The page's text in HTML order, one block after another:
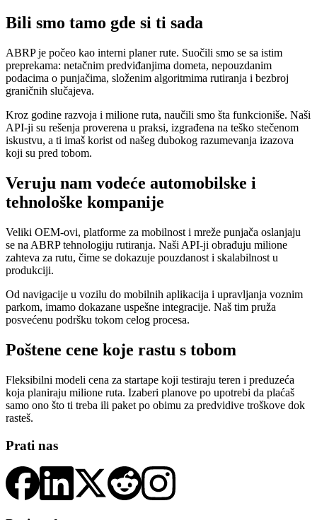
Bili smo tamo gde si ti sada
ABRP je počeo kao interni planer rute. Suočili smo se sa istim
preprekama: netačnim predviđanjima dometa, nepouzdanim
podacima o punjačima, složenim algoritmima rutiranja i bezbroj
graničnih slučajeva.
Kroz godine razvoja i milione ruta, naučili smo šta funkcioniše. Naši
API-ji su rešenja proverena u praksi, izgrađena na teško stečenom
iskustvu, a ti imaš korist od našeg dubokog razumevanja izazova
koji su pred tobom.
Veruju nam vodeće automobilske i
tehnološke kompanije
Veliki OEM-ovi, platforme za mobilnost i mreže punjača oslanjaju
se na ABRP tehnologiju rutiranja. Naši API-ji obrađuju milione
zahteva za rutu, čime se dokazuje pouzdanost i skalabilnost u
produkciji.
Od navigacije u vozilu do mobilnih aplikacija i upravljanja voznim
parkom, imamo dokazane uspešne integracije. Naš tim pruža
posvećenu podršku tokom celog procesa.
Poštene cene koje rastu s tobom
Fleksibilni modeli cena za startape koji testiraju teren i preduzeća
koja planiraju milione ruta. Izaberi planove po upotrebi da plaćaš
samo ono što ti treba ili paket po obimu za predvidive troškove dok
rasteš.
Prati nas